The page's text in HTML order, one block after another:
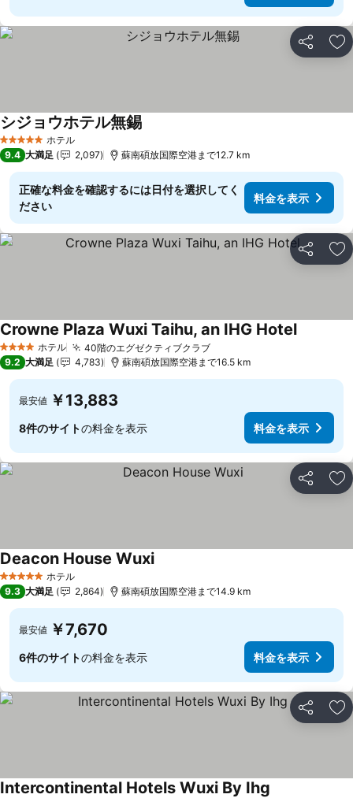
シェア お
5 ホテルのランク
ホテル
シジョウホテル無錫
9.4 大満足 2,097 蘇南碩放国際空港まで12.7 km
正確な料金を確認するには日付を選択してく
ださい
料金を表示
シェア お
4 ホテルのランク
ホテル 40階のエグゼクティブクラブ
Crowne Plaza Wuxi Taihu, an IHG Hotel
9.2 大満足 4,783 蘇南碩放国際空港まで16.5 km
最安値 ￥13,883
8件のサイトの料金を表示 料金を表示
シェア お
5 ホテルのランク
ホテル
Deacon House Wuxi
9.3 大満足 2,864 蘇南碩放国際空港まで14.9 km
最安値 ￥7,670
6件のサイトの料金を表示 料金を表示
シェア お
Intercontinental Hotels Wuxi By Ihg